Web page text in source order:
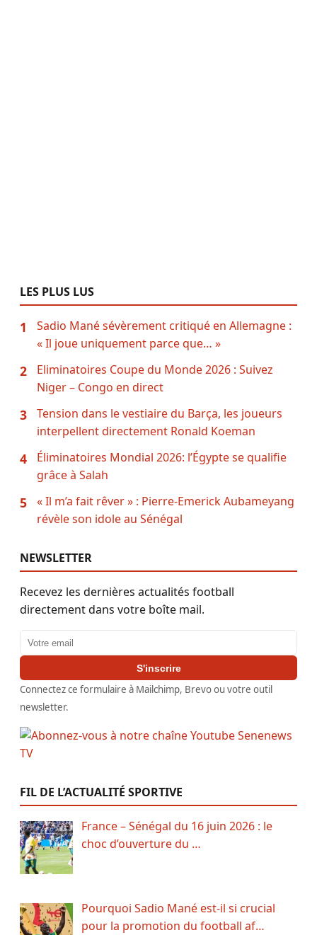
LES PLUS LUS
1
Sadio Mané sévèrement critiqué en Allemagne :
« Il joue uniquement parce que… »
2
Eliminatoires Coupe du Monde 2026 : Suivez
Niger – Congo en direct
3
Tension dans le vestiaire du Barça, les joueurs
interpellent directement Ronald Koeman
4
Éliminatoires Mondial 2026: l’Égypte se qualifie
grâce à Salah
5
« Il m’a fait rêver » : Pierre-Emerick Aubameyang
révèle son idole au Sénégal
NEWSLETTER
Recevez les dernières actualités football
directement dans votre boîte mail.
Adresse email
S'inscrire
Connectez ce formulaire à Mailchimp, Brevo ou votre outil
newsletter.
FIL DE L’ACTUALITÉ SPORTIVE
France – Sénégal du 16 juin 2026 : le
choc d’ouverture du …
Pourquoi Sadio Mané est-il si crucial
pour la promotion du football af…